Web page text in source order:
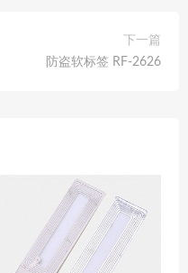
下一篇
防盗软标签 RF-2626